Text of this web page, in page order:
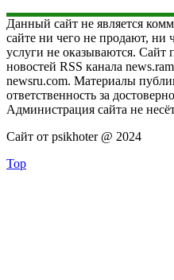
Данный сайт не является
сайте ни чего не продают, ни
услуги не оказываются. Сайт
новостей RSS канала
newsru.com. Материалы
ответственность за
Администрация сайта не
Сайт от psikhoter @ 2024
Top